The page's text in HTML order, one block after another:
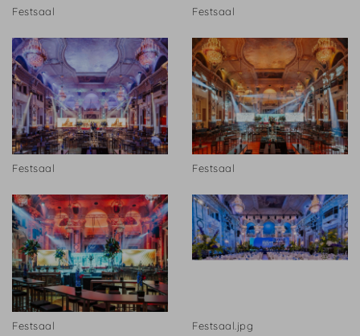
Festsaal Festsaal
Festsaal Festsaal
Festsaal Festsaal.jpg